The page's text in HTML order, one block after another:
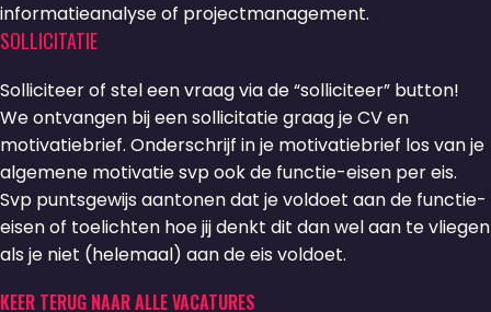
informatieanalyse of projectmanagement.
SOLLICITATIE
Solliciteer of stel een vraag via de “solliciteer” button!
We ontvangen bij een sollicitatie graag je CV en
motivatiebrief. Onderschrijf in je motivatiebrief los van je
algemene motivatie svp ook de functie-eisen per eis.
Svp puntsgewijs aantonen dat je voldoet aan de functie-
eisen of toelichten hoe jij denkt dit dan wel aan te vliegen
als je niet (helemaal) aan de eis voldoet.
KEER TERUG NAAR ALLE VACATURES